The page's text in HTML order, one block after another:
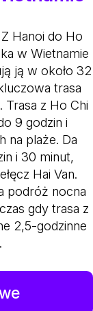
Z Hanoi do Ho
w Wietnamie
ją w około 32
trasa
Trasa z Ho Chi
9 godzin i
na plaże. Da
i 30 minut,
Hai Van.
podróż nocna
gdy trasa z
2,5-godzinne